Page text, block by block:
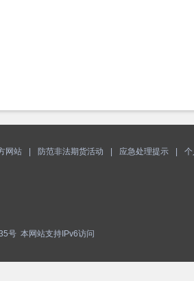
网站 防范非法期货活动 应急处理提示
号 本网站支持IPv6访问